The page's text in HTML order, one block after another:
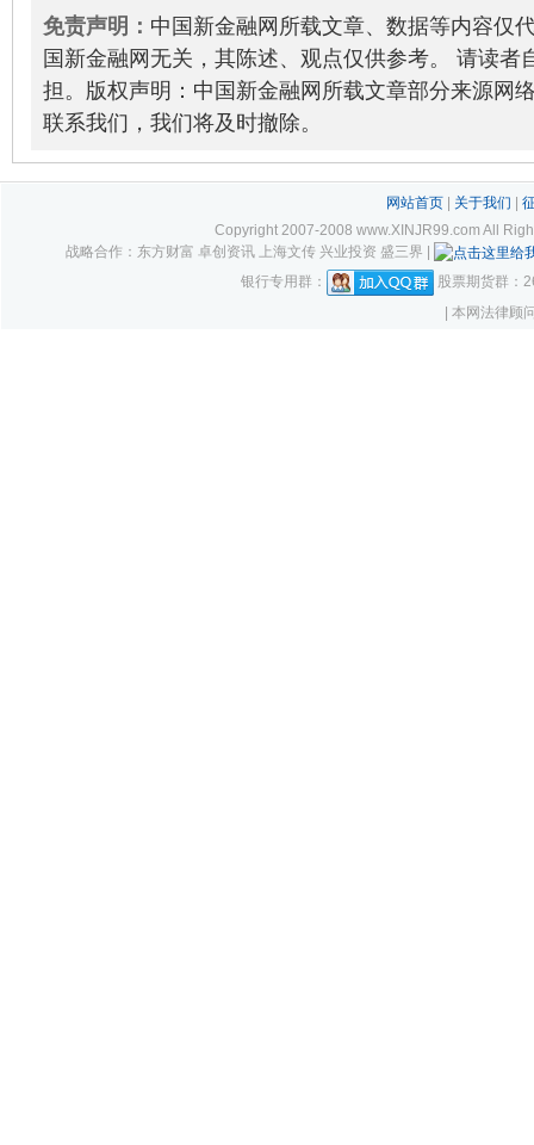
免责声明： 中国新金融网所载文章、数据等内容仅
国新金融网无关，其陈述、观点仅供参考。 请读者
担。版权声明：中国新金融网所载文章部分来源网
联系我们，我们将及时撤除。
网站首页| 关于我们
Copyright 2007-2008 www.XINJR99.com All
战略合作：东方财富 卓创资讯 上海文传 兴业投资 盛三界 |
银行专用群：
股票期货群：
| 本网法律顾